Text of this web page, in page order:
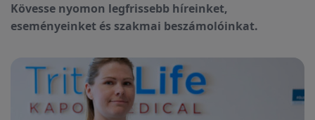
Kövesse nyomon legfrissebb híreinket,
eseményeinket és szakmai beszámolóinkat.